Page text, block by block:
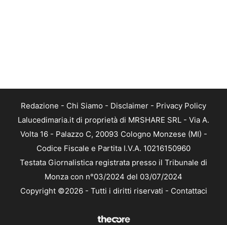
Redazione - Chi Siamo - Disclaimer - Privacy Policy
Lalucedimaria.it di proprietà di MRSHARE SRL - Via A.
Volta 16 - Palazzo C, 20093 Cologno Monzese (MI) -
Codice Fiscale e Partita I.V.A. 10216150960
Testata Giornalistica registrata presso il Tribunale di
Monza con n°03/2024 del 03/07/2024
Copyright ©2026 - Tutti i diritti riservati - Contattaci